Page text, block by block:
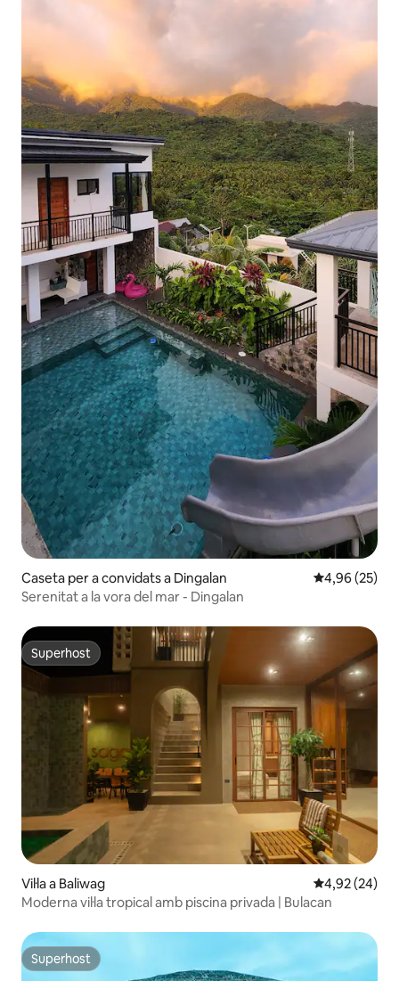
Caseta per a convidats a Dingalan 4,96 de
4,96 (25)
Serenitat a la vora del mar - Dingalan
Superhost
Superhost
Vil·la a Baliwag 4,92 de
4,92 (24)
Moderna vil·la tropical amb piscina privada | Bulacan
Superhost
Superhost